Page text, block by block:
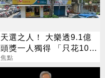
天選之人！ 大樂透9.1億
頭獎一人獨得 「只花100
元」買法曝光
焦點